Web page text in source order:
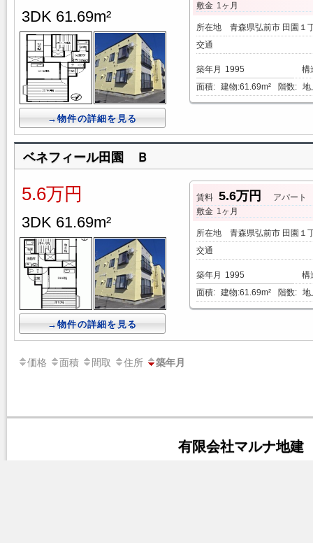
3DK 61.69m²
→物件の詳細を見る
敷金 1ヶ月
所在地
青森県弘前市 田園１
交通
築年月 1995
構
面積: 建物:61.69m² 階数: 地
ベネフィール田園 Ｂ
5.6万円
3DK 61.69m²
→物件の詳細を見る
賃料 5.6万円
アパート
敷金 1ヶ月
所在地
青森県弘前市 田園１
交通
築年月 1995
構
面積: 建物:61.69m² 階数: 地
価格 面積 間取 住所 築年月
有限会社マルナ地建